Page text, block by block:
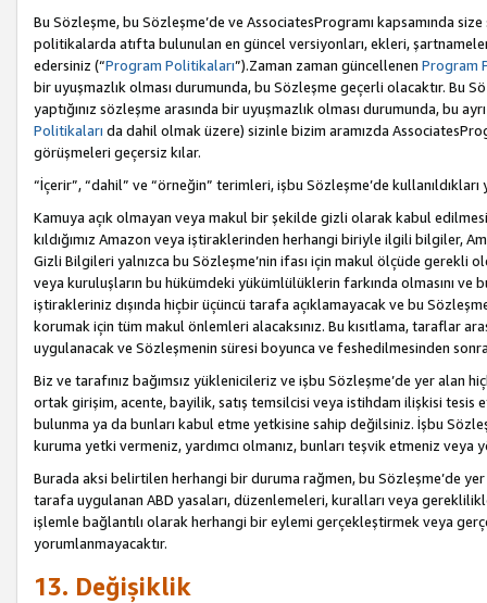
Bu Sözleşme, bu Sözleşme’de ve AssociatesProgramı kapsamında
politikalarda atıfta bulunulan en güncel versiyonları, ekleri,
edersiniz (“Program Politikaları”).Zaman zaman güncellenen Program
bir uyuşmazlık olması durumunda, bu Sözleşme geçerli olacaktır. Bu
yaptığınız sözleşme arasında bir uyuşmazlık olması durumunda, bu
Politikaları da dahil olmak üzere) sizinle bizim aramızda
görüşmeleri geçersiz kılar.
“İçerir”, “dahil” ve “örneğin” terimleri, işbu Sözleşme’de
Kamuya açık olmayan veya makul bir şekilde gizli olarak kabul
kıldığımız Amazon veya iştiraklerinden herhangi biriyle ilgili bilgiler,
Gizli Bilgileri yalnızca bu Sözleşme’nin ifası için makul ölçüde gerekli
veya kuruluşların bu hükümdeki yükümlülüklerin farkında olmasını ve
iştirakleriniz dışında hiçbir üçüncü tarafa açıklamayacak ve bu
korumak için tüm makul önlemleri alacaksınız. Bu kısıtlama, taraflar
uygulanacak ve Sözleşmenin süresi boyunca ve feshedilmesinden
Biz ve tarafınız bağımsız yüklenicileriz ve işbu Sözleşme’de yer alan
ortak girişim, acente, bayilik, satış temsilcisi veya istihdam ilişkisi
bulunma ya da bunları kabul etme yetkisine sahip değilsiniz. İşbu
kuruma yetki vermeniz, yardımcı olmanız, bunları teşvik etmeniz
Burada aksi belirtilen herhangi bir duruma rağmen, bu Sözleşme’de
tarafa uygulanan ABD yasaları, düzenlemeleri, kuralları veya
işlemle bağlantılı olarak herhangi bir eylemi gerçekleştirmek veya
yorumlanmayacaktır.
13. Değişiklik